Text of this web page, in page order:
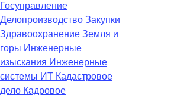
Госуправление
Делопроизводство Закупки
Здравоохранение Земля и
горы Инженерные
изыскания Инженерные
системы ИТ Кадастровое
дело Кадровое